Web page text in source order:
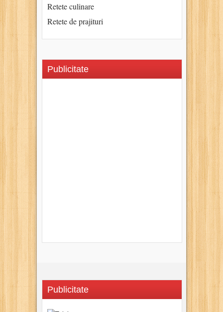
Retete culinare
Retete de prajituri
Publicitate
Publicitate